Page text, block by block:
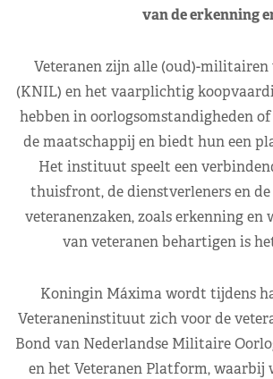
van de erkenning
Veteranen zijn alle (oud)-
(KNIL) en het vaarplichtig
hebben in oorlogsomstandigheden
de maatschappij en biedt hun een
Het instituut speelt een
thuisfront, de dienstverleners en
veteranenzaken, zoals erkenning
van veteranen behartigen is
Koningin Máxima wordt tijdens
Veteraneninstituut zich voor de
Bond van Nederlandse Militaire
en het Veteranen Platform, waarbij